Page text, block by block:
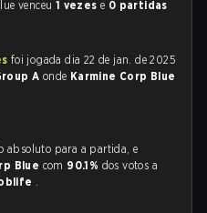
venceu 1 vezese 0 partidas
foi jogada dia 22 de jan. de 2025
A onde Karmine Corp Blue
absoluto para a partida, e
Blue com 90.1% dos votos a
.